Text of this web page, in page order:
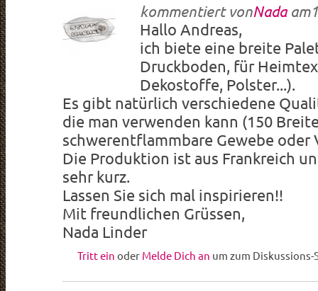
kommentiert vonNadaam
Hallo Andreas,
ich biete eine breite
Druckboden, für
Dekostoffe, Polster...).
Es gibt natürlich verschiedene
die man verwenden kann (150
schwerentflammbare Gewebe oder
Die Produktion ist aus Frankreich
sehr kurz.
Lassen Sie sich mal inspirieren!!
Mit freundlichen Grüssen,
Nada Linder
Tritt ein oder Melde Dich an um zum